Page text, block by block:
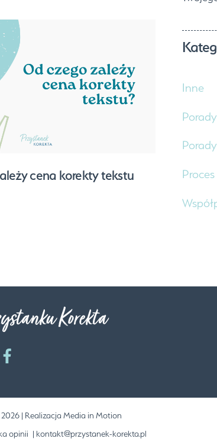
cena korekty tekstu
Inne
Korekta
2026 | Realizacja Media in Motion
opinii | kontakt@przystanek-korekta.pl